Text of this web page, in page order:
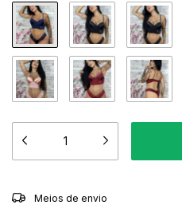
Entregas para o CEP:
Meios de envio